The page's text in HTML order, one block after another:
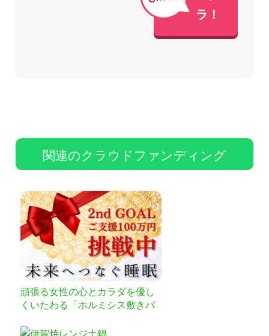
ラ！
関連のクラウドファンディング
頑張る女性の心とカラダを優し
くいたわる「ホルミシス敷きパ